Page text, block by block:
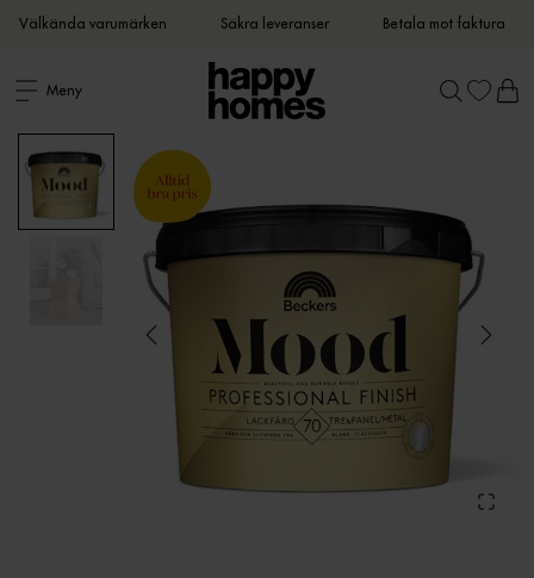
Välkända varumärken Säkra leveranser Betala mot faktura
Meny